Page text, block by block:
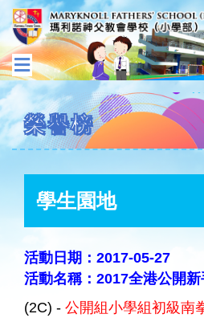
榮譽榜
學生園地
活動日期：2017-05-27
活動名稱：2017全港公開
(2C) - 公開組小學組初級南